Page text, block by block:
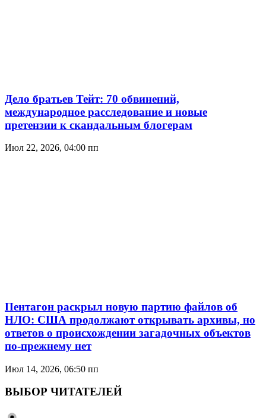
Дело братьев Тейт: 70 обвинений,
международное расследование и новые
претензии к скандальным блогерам
Июл 22, 2026, 04:00 пп
Пентагон раскрыл новую партию файлов об
НЛО: США продолжают открывать архивы, но
ответов о происхождении загадочных объектов
по-прежнему нет
Июл 14, 2026, 06:50 пп
ВЫБОР ЧИТАТЕЛЕЙ